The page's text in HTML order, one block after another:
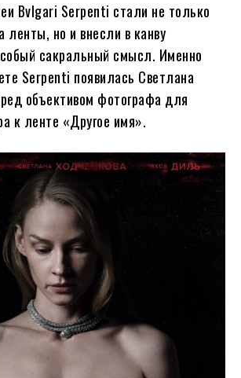
Bvlgari Serpenti стали не только
ленты, но и внесли в канву
сакральный смысл. Именно
Serpenti появилась Светлана
объективом фотографа для
к ленте «Другое имя».